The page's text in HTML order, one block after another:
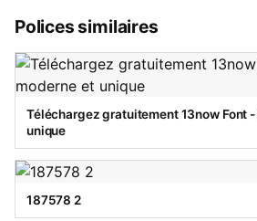
Polices similaires
Téléchargez gratuitement 13now Font
unique
187578 2